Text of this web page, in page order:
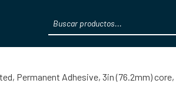
search
Permanent Adhesive, 3in (76.2mm) core,